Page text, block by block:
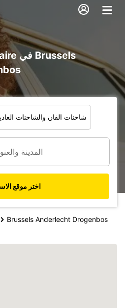
شاحنات الفان والشاحنات
اختر موقع
Brussels Anderlecht Drogenbos